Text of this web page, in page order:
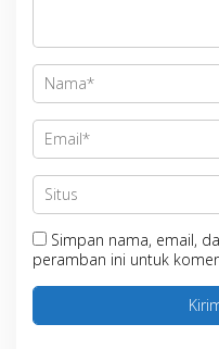
Simpan nama, email,
peramban ini untuk